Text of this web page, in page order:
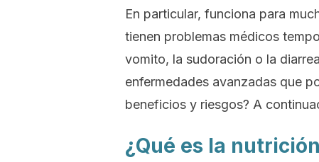
En particular, funciona para
tienen problemas médicos
vomito, la sudoración o la
enfermedades avanzadas que
beneficios y riesgos? A
¿Qué es la